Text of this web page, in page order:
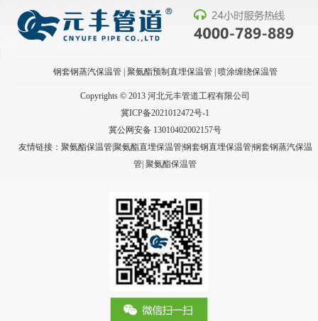
钢套钢蒸汽保温管| 聚氨酯预制直埋保温管| 喷涂缠绕保温管
Copyrights © 2013 河北元丰管道工程有限公司
冀ICP备2021012472号-1
冀公网安备 13010402002157号
友情链接：聚氨酯保温管|聚氨酯直埋保温管|钢套钢直埋保温管|钢套钢蒸汽保温
管|聚氨酯保温管